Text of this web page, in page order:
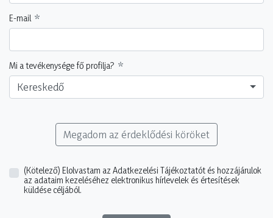
E-mail
Mi a tevékenysége fő profilja?
Kereskedő
Megadom az érdeklődési köröket
(Kötelező) Elolvastam az Adatkezelési Tájékoztatót és hozzájárulok
az adataim kezeléséhez elektronikus hírlevelek és értesítések
küldése céljából.